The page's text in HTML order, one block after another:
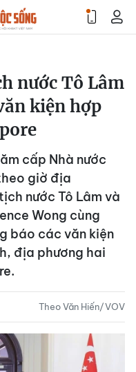
nước Tô Lâm
kiện hợp
cấp Nhà nước
giờ địa
nước Tô Lâm và
Wong cùng
báo các văn kiện
địa phương hai
Theo Văn Hiến/VOV